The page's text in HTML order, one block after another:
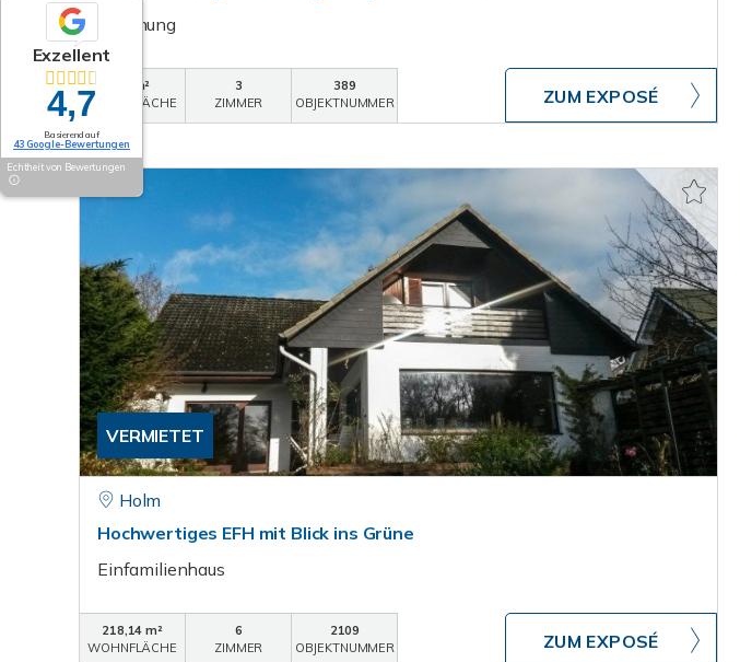
Wohnung
85 m²
WOHNFLÄCHE
3
ZIMMER
389
OBJEKTNUMMER
ZUM EXPOSÉ
VERMIETET
Holm
Hochwertiges EFH mit Blick ins Grüne
Einfamilienhaus
218,14 m²
WOHNFLÄCHE
6
ZIMMER
2109
OBJEKTNUMMER
ZUM EXPOSÉ
Exzellent
4,7
Basierend auf
43 Google-Bewertungen
Echtheit von Bewertungen